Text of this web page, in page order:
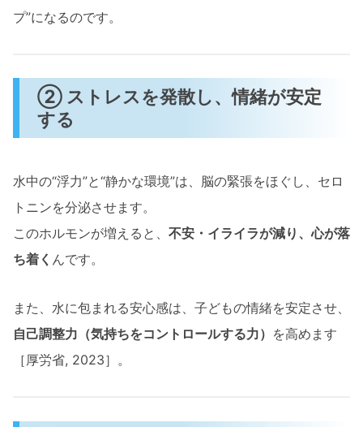
プ”になるのです。
② ストレスを発散し、情緒が安定
する
水中の“浮力”と“静かな環境”は、脳の緊張をほぐし、セロ
トニンを分泌させます。
このホルモンが増えると、 不安・イライラが減り、心が落
ち着く んです。
また、水に包まれる安心感は、子どもの情緒を安定させ、
自己調整力（気持ちをコントロールする力） を高めます
［厚労省, 2023］。